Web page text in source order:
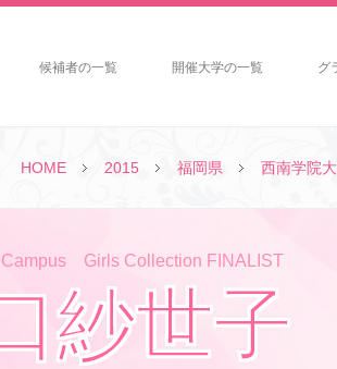
候補者の一覧 開催大学の一覧 グ
HOME 2015 福岡県 西南学院
Girls Collection FINALIST
紗世子